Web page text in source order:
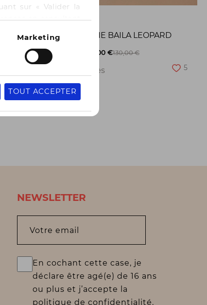
sur « Valider la
en consultant
Marketing
TOUT ACCEPTER
BALLERINE BAILA LEOPARD
65,00 €130,00 €
2 pointures 5
NEWSLETTER
Votre email
En cochant cette case, je
déclare être agé(e) de 16 ans
ou plus et j’accepte la
politique de confidentialité.